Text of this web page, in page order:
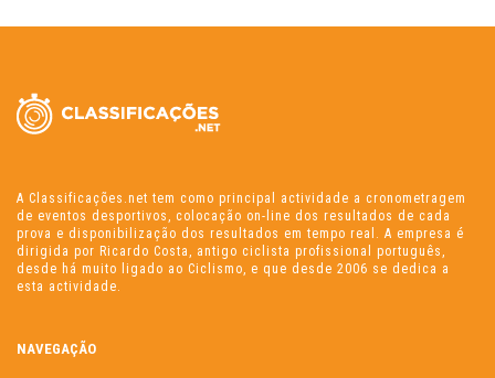
A Classificações.net tem como principal actividade a cronometragem
de eventos desportivos, colocação on-line dos resultados de cada
prova e disponibilização dos resultados em tempo real. A empresa é
dirigida por Ricardo Costa, antigo ciclista profissional português,
desde há muito ligado ao Ciclismo, e que desde 2006 se dedica a
esta actividade.
NAVEGAÇÃO